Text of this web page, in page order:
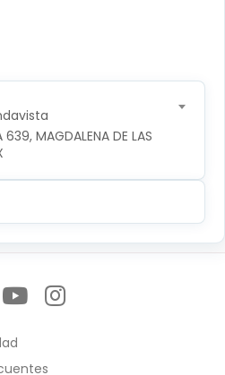
639, MAGDALENA DE LAS